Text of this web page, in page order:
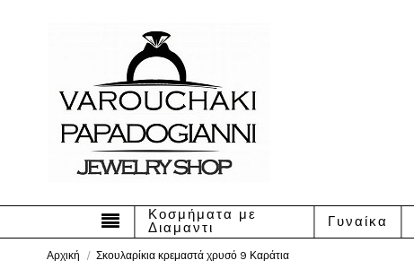
Κοσμήματα με
Διαμαντι
Γυναίκα
Αρχική Σκουλαρίκια κρεμαστά χρυσό 9 Καράτια